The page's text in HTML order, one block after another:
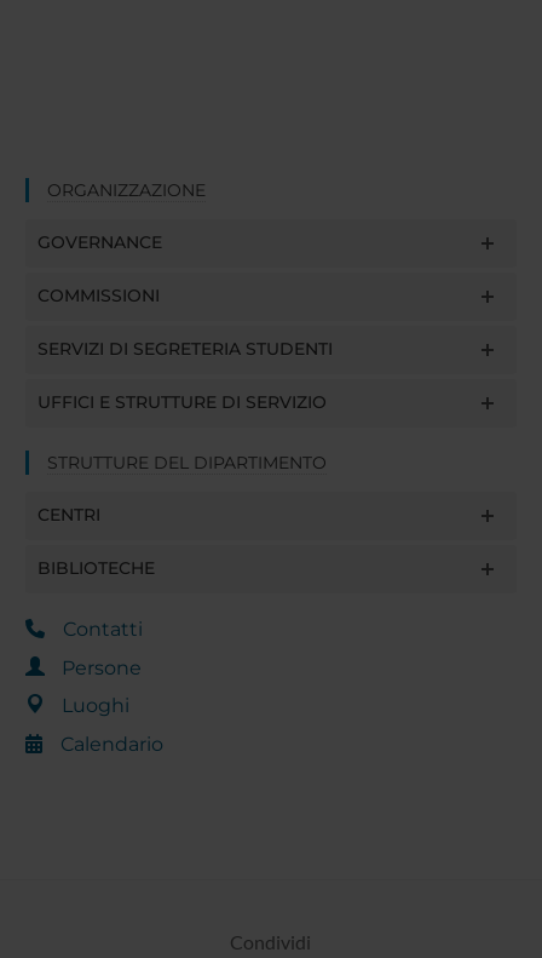
ORGANIZZAZIONE
GOVERNANCE
COMMISSIONI
SERVIZI DI SEGRETERIA STUDENTI
UFFICI E STRUTTURE DI SERVIZIO
STRUTTURE DEL DIPARTIMENTO
CENTRI
BIBLIOTECHE
Contatti
Persone
Luoghi
Calendario
Condividi